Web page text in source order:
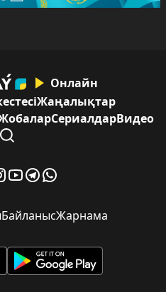
Онлайн
Жаңалықтар
СериалдарВидео
БайланысЖарнама